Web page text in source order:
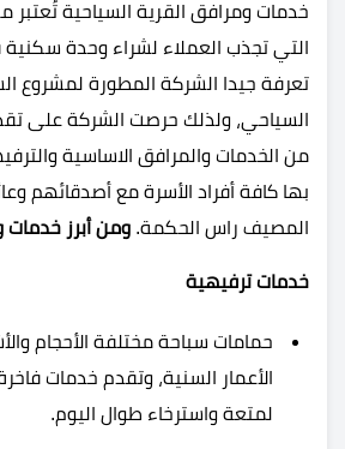
خدمات ومرافق القرية السياحية تُعتبر
التي تجذب العملاء لشراء وحدة سكنية
تعرفة جيدا الشركة المطورة لمشروع
السياحي، ولذلك حرصت الشركة على
من الخدمات والمرافق الاساسية
بها كافة أفراد الأسرة مع أصدقائهم
المصيف راس الحكمة. ومن أبرز خدمات
خدمات ترفيهية
حمامات سباحة مختلفة الأحجام
الأعمار السنية، وتقدم خدمات
لمتعة واسترخاء طوال اليوم.